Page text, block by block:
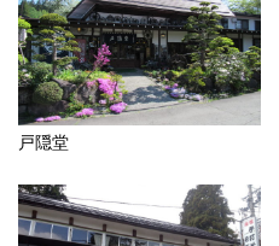
戸隠堂